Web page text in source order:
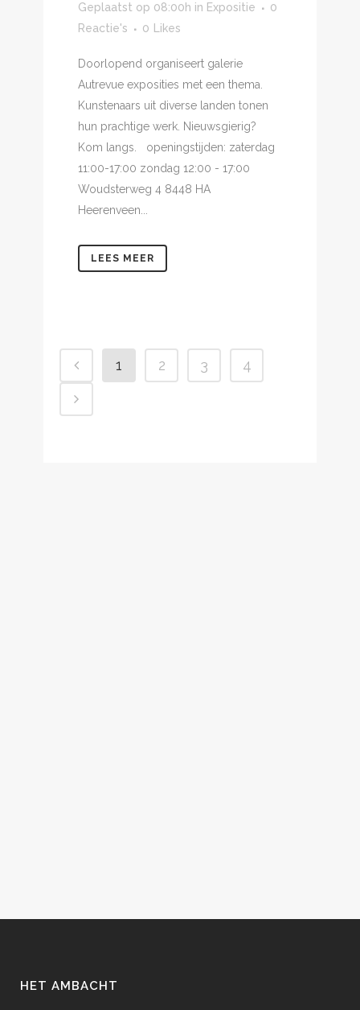
Geplaatst op 08:00h in Expositie
0
Reactie's
0 Likes
Doorlopend organiseert galerie
Autrevue exposities met een thema.
Kunstenaars uit diverse landen tonen
hun prachtige werk. Nieuwsgierig?
Kom langs. openingstijden: zaterdag
11:00-17:00 zondag 12:00 - 17:00
Woudsterweg 4 8448 HA
Heerenveen...
LEES MEER
1 2 3 4
HET AMBACHT